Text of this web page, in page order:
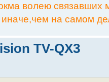
волею связавших
иначе,чем на самом
TV-QX3